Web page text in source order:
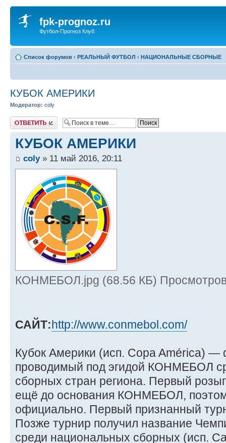
fpk-prognoz.ru
Футбол-Прогноз Клуб
Список форумов ‹ РЕАЛЬНЫЙ ФУТБОЛ ‹ НАЦИОНАЛЬНЫЕ СБОРНЫЕ
КУБОК АМЕРИКИ
Модератор: coly
Ответить
КУБОК АМЕРИКИ
coly» 11 май 2016, 20:11
КОНМЕБОЛ.jpg (68.56 КБ)
САЙТ:http://www.conmebol.com/
Кубок Америки (исп. Copa América) —
проводимый под эгидой КОНМЕБОЛ
сборных стран региона. Первый
ещё до основания КОНМЕБОЛ,
официально. Первый признанный
Позже турнир получил название
среди национальных сборных (исп.